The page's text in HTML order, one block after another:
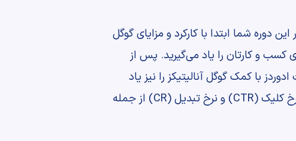
دوره شما ابتدا با کارکرد و مزایای گوگل
کسب و کارتان را یاد می‌گیرید. پس از
با کمک گوگل آنالیتیکز را نیز یاد
بگیرید تا بتوانید در ادامه پس از بررسی کارایی آگهی هایتان، آنها را بهینه کنید. آموزش بهبود نرخ کلیک (CTR) و نرخ تبدیل (CR) از جمله